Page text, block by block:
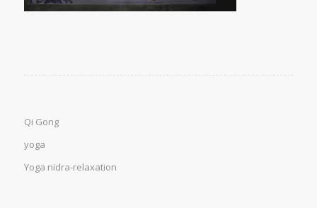
Qi Gong
yoga
Yoga nidra-relaxation